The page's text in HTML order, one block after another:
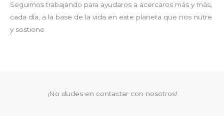
Seguimos trabajando para ayudaros a acercaros más y más,
cada día, a la base de la vida en este planeta que nos nutre
y sostiene.
¡No dudes en contactar con nosotros!